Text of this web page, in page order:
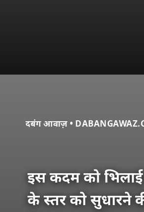
दबंग आवाज़ •
इस कदम को भिलाई
के स्तर को सुधारने